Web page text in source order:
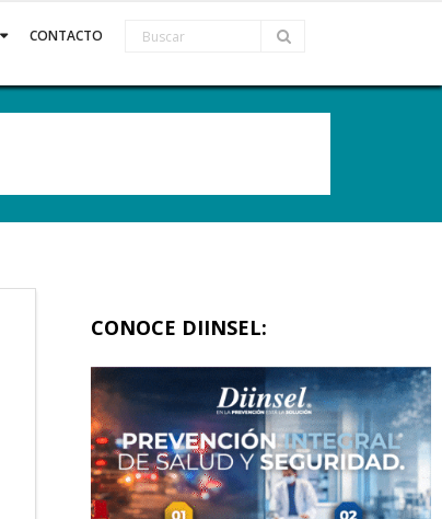
CONTACTO
CONOCE DIINSEL: